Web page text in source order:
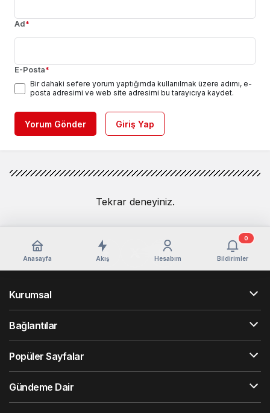
Ad*
E-Posta*
Bir dahaki sefere yorum yaptığımda kullanılmak üzere adımı, e-
posta adresimi ve web site adresimi bu tarayıcıya kaydet.
Yorum Gönder Giriş Yap
Tekrar deneyiniz.
Anasayfa Akış Hesabım Bildirimler
0
Kurumsal
Bağlantılar
Popüler Sayfalar
Gündeme Dair